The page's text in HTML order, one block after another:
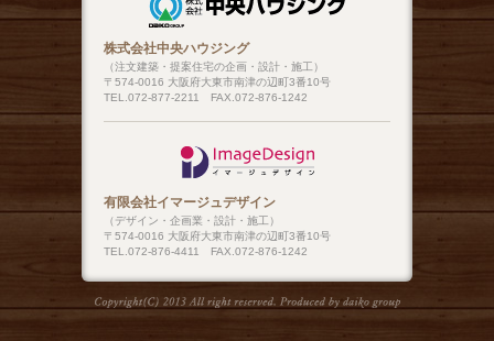
株式会社中央ハウジング
（注文建築・提案住宅の企画・設計・施工）
〒574-0016 大阪府大東市南津の辺町3番10号
TEL.072-877-2211 FAX.072-876-1242
有限会社イマージュデザイン
（デザイン・企画業・設計・施工）
〒574-0016 大阪府大東市南津の辺町3番10号
TEL.072-876-4411 FAX.072-876-1242
Copyright(C)